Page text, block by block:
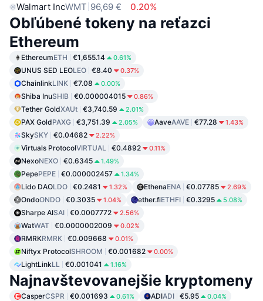
Walmart IncWMT 96,69 € 0.20%
Obľúbené tokeny na reťazci
Ethereum
EthereumETH €1,655.14 0.61%
UNUS SED LEOLEO €8.40 0.37%
ChainlinkLINK €7.08 0.00%
Shiba InuSHIB €0.000004015 0.86%
Tether GoldXAUt €3,740.59 2.01%
PAX GoldPAXG €3,751.39 2.05% AaveAAVE €77.28 1.43%
SkySKY €0.04682 2.22%
Virtuals ProtocolVIRTUAL €0.4892 0.11%
NexoNEXO €0.6345 1.49%
PepePEPE €0.000002457 1.34%
Lido DAOLDO €0.2481 1.32% EthenaENA €0.07785 2.69%
OndoONDO €0.3035 1.04% ether.fiETHFI €0.3295 5.08%
Sharpe AISAI €0.0007772 2.56%
WatWAT €0.0000002009 0.02%
RMRKRMRK €0.009668 0.01%
Niftyx ProtocolSHROOM €0.001682 0.00%
LightLinkLL €0.001041 1.16%
Najnavštevovanejšie kryptomeny
CasperCSPR €0.001693 0.61% ADIADI €5.95 0.04%